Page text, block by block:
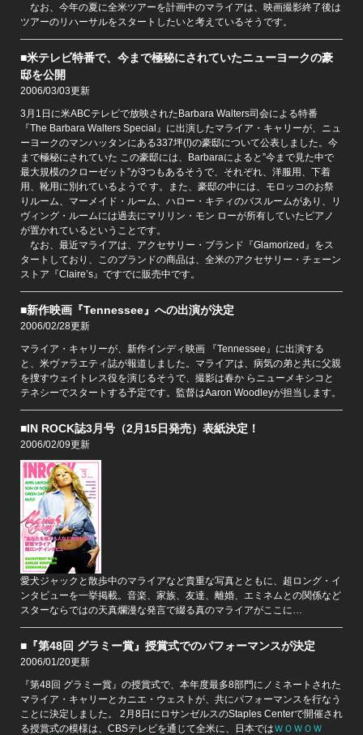
なお、今年の夏に全米ツアーを計画中のマライアは、映画撮影終了後は
ツアーのリハーサルをスタートしたいと考えているそうです。
■米テレビ特番で、今まで極秘にされていたニューヨークの豪
邸を公開
2006/03/03更新
3月1日に米ABCテレビで放映されたBarbara Walters司会による特番
『The Barbara Walters Special』に出演したマライア・キャリーが、ニュ
ーヨークのマンハッタンにある337坪(!)の豪邸について公表しました。今
まで極秘にされていた この豪邸には、Barbaraによると”今まで見た中で
最大規模のクローゼット”が3つもあるそうで、それぞれ、洋服用、下着
用、靴用に別れているようで す。また、豪邸の中には、モロッコのお祭
りルーム、マーメイド・ルーム、ハロー・キティのバスルームがあり、リ
ヴィング・ルームには過去にマリリン・モン ローが所有していたピアノ
が置かれているということです。
なお、最近マライアは、アクセサリー・ブランド『Glamorized』をス
タートしており、このブランドの商品は、全米のアクセサリー・チェーン
ストア『Claire’s』ですでに販売中です。
■新作映画『Tennessee』への出演が決定
2006/02/28更新
マライア・キャリーが、新作インディ映画 『Tennessee』に出演する
と、米ヴァラエティ誌が報道しました。マライアは、病気の弟と共に父親
を捜すウェイトレス役を演じるそうで、撮影は春か らニューメキシコと
テネシーでスタートする予定です。監督はAaron Woodleyが担当します。
■IN ROCK誌3月号（2月15日発売）表紙決定！
2006/02/09更新
愛犬ジャックと散歩中のマライアなど貴重な写真とともに、超ロング・イ
ンタビューを一挙掲載。音楽、家族、友達、離婚、エミネムとの関係など
スターならではの天真爛漫な発言で綴る真のマライアがここに…
■『第48回 グラミー賞』授賞式でのパフォーマンスが決定
2006/01/20更新
『第48回 グラミー賞』の授賞式で、本年度最多8部門にノミネートされた
マライア・キャリーとカニエ・ウェストが、共にパフォーマンスを行なう
ことに決定しました。 2月8日にロサンゼルスのStaples Centerで開催され
る授賞式の模様は、CBSテレビを通じて全米に、日本ではＷＯＷＯＷ